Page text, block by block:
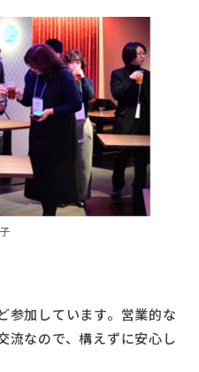
参加しています。営業的な
流なので、構えずに安心し